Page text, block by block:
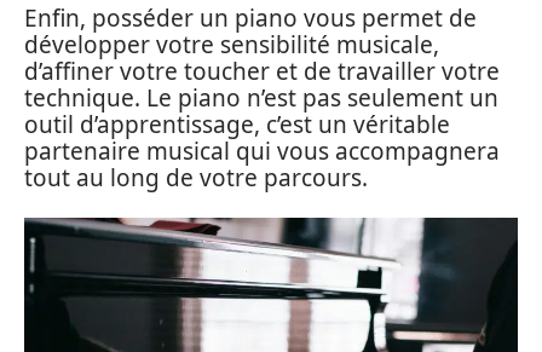
Enfin, posséder un piano vous permet de
développer votre sensibilité musicale,
d’affiner votre toucher et de travailler votre
technique. Le piano n’est pas seulement un
outil d’apprentissage, c’est un véritable
partenaire musical qui vous accompagnera
tout au long de votre parcours.